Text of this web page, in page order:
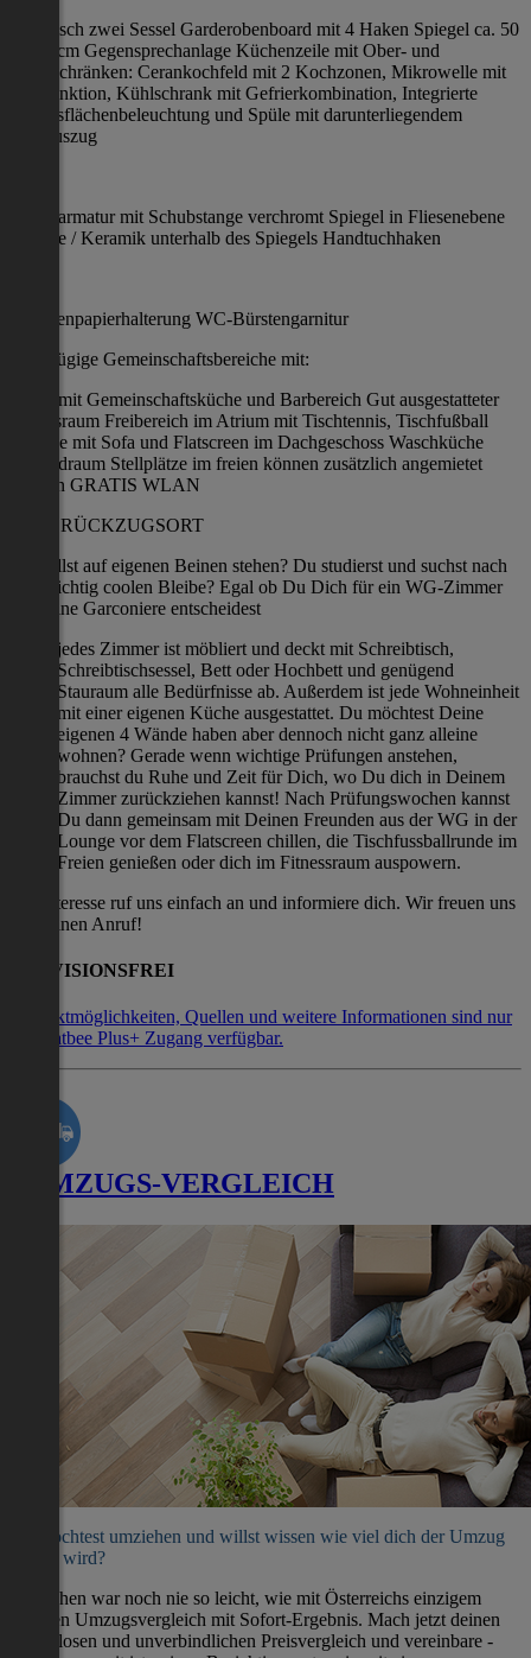
1 Esstisch zwei Sessel Garderobenboard mit 4 Haken Spiegel ca. 50
x 155 cm Gegensprechanlage Küchenzeile mit Ober- und
Unterschränken: Cerankochfeld mit 2 Kochzonen, Mikrowelle mit
Grillfunktion, Kühlschrank mit Gefrierkombination, Integrierte
Arbeitsflächenbeleuchtung und Spüle mit darunterliegendem
Müllauszug
Duscharmatur mit Schubstange verchromt Spiegel in Fliesenebene
Etagere / Keramik unterhalb des Spiegels Handtuchhaken
Toilettenpapierhalterung WC-Bürstengarnitur
Großzügige Gemeinschaftsbereiche mit:
Foyer mit Gemeinschaftsküche und Barbereich Gut ausgestatteter
Fitnessraum Freibereich im Atrium mit Tischtennis, Tischfußball
Lounge mit Sofa und Flatscreen im Dachgeschoss Waschküche
Fahrradraum Stellplätze im freien können zusätzlich angemietet
werden GRATIS WLAN
DEIN RÜCKZUGSORT
Du willst auf eigenen Beinen stehen? Du studierst und suchst nach
einer richtig coolen Bleibe? Egal ob Du Dich für ein WG-Zimmer
oder eine Garconiere entscheidest
jedes Zimmer ist möbliert und deckt mit Schreibtisch,
Schreibtischsessel, Bett oder Hochbett und genügend
Stauraum alle Bedürfnisse ab. Außerdem ist jede Wohneinheit
mit einer eigenen Küche ausgestattet. Du möchtest Deine
eigenen 4 Wände haben aber dennoch nicht ganz alleine
wohnen? Gerade wenn wichtige Prüfungen anstehen,
brauchst du Ruhe und Zeit für Dich, wo Du dich in Deinem
Zimmer zurückziehen kannst! Nach Prüfungswochen kannst
Du dann gemeinsam mit Deinen Freunden aus der WG in der
Lounge vor dem Flatscreen chillen, die Tischfussballrunde im
Freien genießen oder dich im Fitnessraum auspowern.
Bei Interesse ruf uns einfach an und informiere dich. Wir freuen uns
auf deinen Anruf!
PROVISIONSFREI
Kontaktmöglichkeiten, Quellen und weitere Informationen sind nur
mit Flatbee Plus+ Zugang verfügbar.
UMZUGS-VERGLEICH
Du möchtest umziehen und willst wissen wie viel dich der Umzug
kosten wird?
Umziehen war noch nie so leicht, wie mit Österreichs einzigem
direkten Umzugsvergleich mit Sofort-Ergebnis. Mach jetzt deinen
kostenlosen und unverbindlichen Preisvergleich und vereinbare -